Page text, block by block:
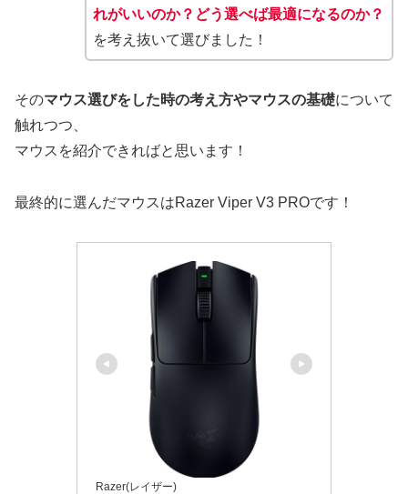
れがいいのか？どう選べば最適になるのか？
を考え抜いて選びました！
そのマウス選びをした時の考え方やマウスの基礎について
触れつつ、
マウスを紹介できればと思います！
最終的に選んだマウスはRazer Viper V3 PROです！
Razer(レイザー)